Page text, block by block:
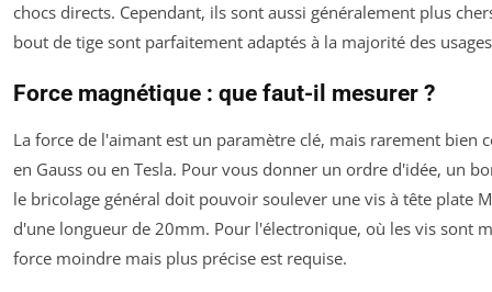
chocs directs. Cependant, ils sont aussi généralement plus
bout de tige sont parfaitement adaptés à la majorité des
Force magnétique : que faut-il mesurer ?
La force de l'aimant est un paramètre clé, mais rarement bien
en Gauss ou en Tesla. Pour vous donner un ordre d'idée, un
le bricolage général doit pouvoir soulever une vis à tête plate
d'une longueur de 20mm. Pour l'électronique, où les vis sont
force moindre mais plus précise est requise.